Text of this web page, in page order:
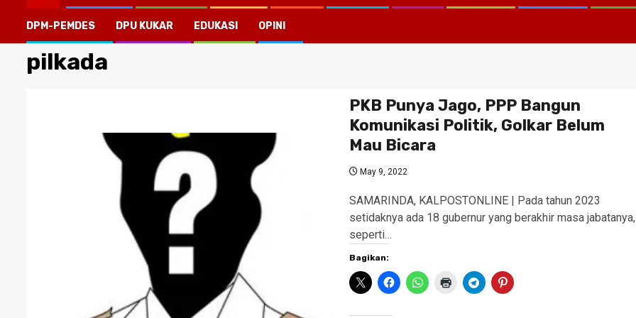
DPM-PEMDES DPU KUKAR EDUKASI OPINI
pilkada
PKB Punya Jago, PPP Bangun
Komunikasi Politik, Golkar Belum
Mau Bicara
May 9, 2022
SAMARINDA, KALPOSTONLINE | Pada tahun 2023
setidaknya ada 18 gubernur yang berakhir masa jabatanya,
seperti…
Bagikan: